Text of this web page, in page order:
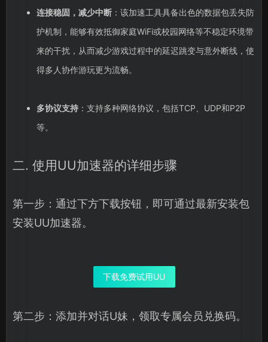
连接稳固，减少中断：该加速工具具备出色的数据包丢失防
护机制，能够有效抵御家庭WiFi或校园网络等不稳定环境带
来的干扰，从而减少游戏过程中的延迟跳变与意外断线，使
得多人协作游玩更为流畅。
多协议支持：支持多种网络协议，包括TCP、UDP和P2P
等。
二. 使用UU加速器的详细步骤
第一步：通过下方下载按钮，即可通过最新安装包
安装UU加速器。
下载免费试用UU
第二步：添加并对话U妹，领取专属会员兑换码。